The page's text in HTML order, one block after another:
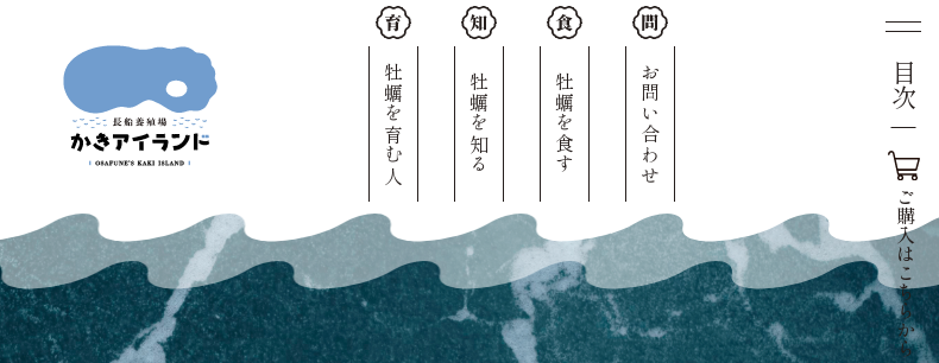
牡蠣を育む人 牡蠣を知る 牡蠣を食す お問い合わせ 目次
ご
購
入
は
こ
ち
ら
か
ら